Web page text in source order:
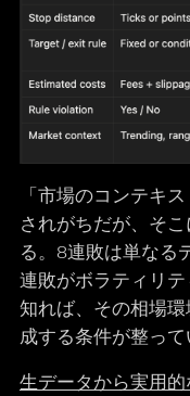
「市場のコンテキ
されがちだが、そ
る。8連敗は単なる
連敗がボラティリ
知れば、その相場
成する条件が整って
生データから実用的